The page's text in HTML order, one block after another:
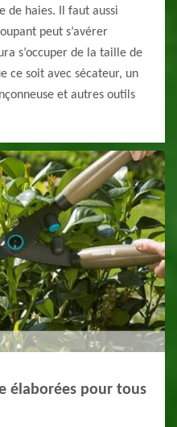
de haies. Il faut aussi
peut s’avérer
s’occuper de la taille de
ce soit avec sécateur, un
et autres outils
élaborées pour tous